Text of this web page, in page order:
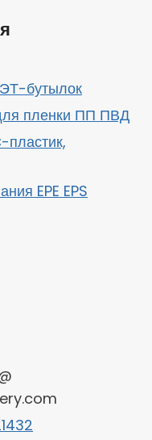
бутылок
пленки ПП ПВД
EPE EPS